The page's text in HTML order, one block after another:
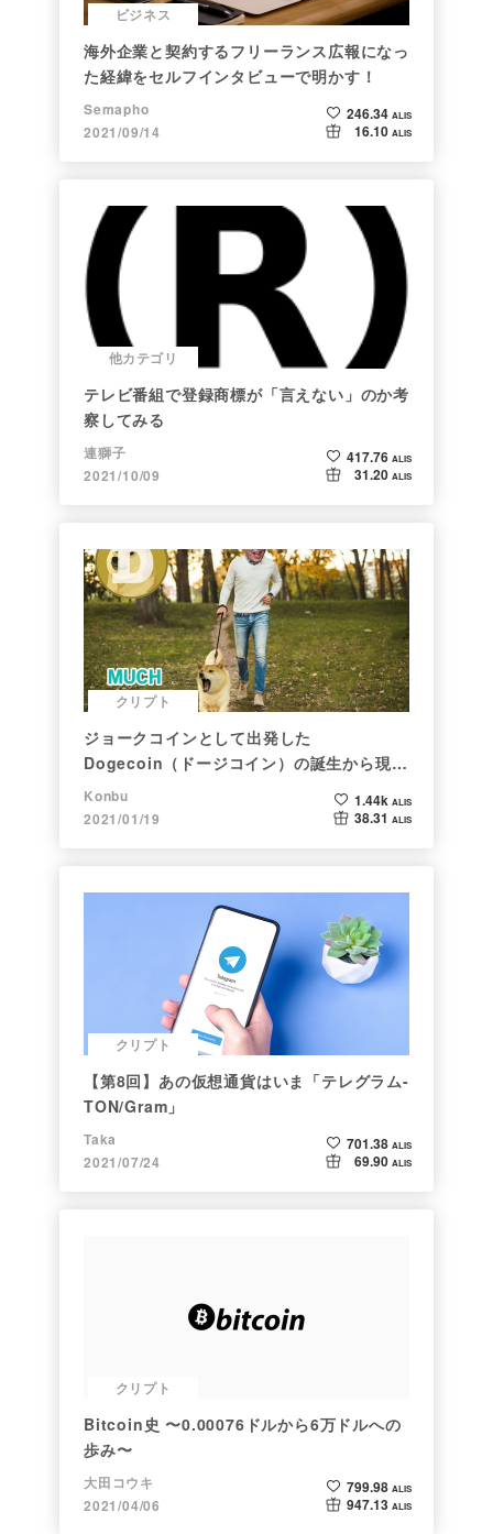
ビジネス
海外企業と契約するフリーランス広報になっ
た経緯をセルフインタビューで明かす！
Semapho
2021/09/14
246.34 ALIS
16.10 ALIS
他カテゴリ
テレビ番組で登録商標が「言えない」のか考
察してみる
連獅子
2021/10/09
417.76 ALIS
31.20 ALIS
クリプト
ジョークコインとして出発した
Dogecoin（ドージコイン）の誕生から現在
まで。注目される非証券性🐶
Konbu
2021/01/19
1.44k ALIS
38.31 ALIS
クリプト
【第8回】あの仮想通貨はいま「テレグラム-
TON/Gram」
Taka
2021/07/24
701.38 ALIS
69.90 ALIS
クリプト
Bitcoin史 〜0.00076ドルから6万ドルへの
歩み〜
大田コウキ
2021/04/06
799.98 ALIS
947.13 ALIS